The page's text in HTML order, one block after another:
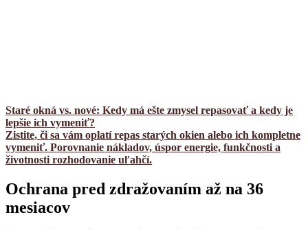
Staré okná vs. nové: Kedy má ešte zmysel repasovať a kedy je
lepšie ich vymeniť?
Zistite, či sa vám oplatí repas starých okien alebo ich kompletne
vymeniť. Porovnanie nákladov, úspor energie, funkčnosti a
životnosti rozhodovanie uľahčí.
Ochrana pred zdražovaním až na 36
mesiacov